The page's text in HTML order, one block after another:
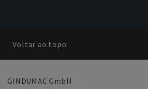
Voltar ao topo
GINDUMAC GmbH